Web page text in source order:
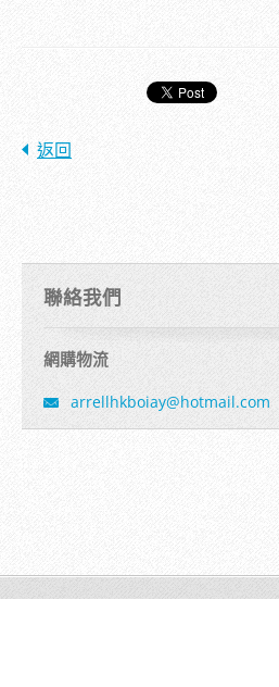
返回
聯絡我們
網購物流
arrellhkboiay@hotmail.com